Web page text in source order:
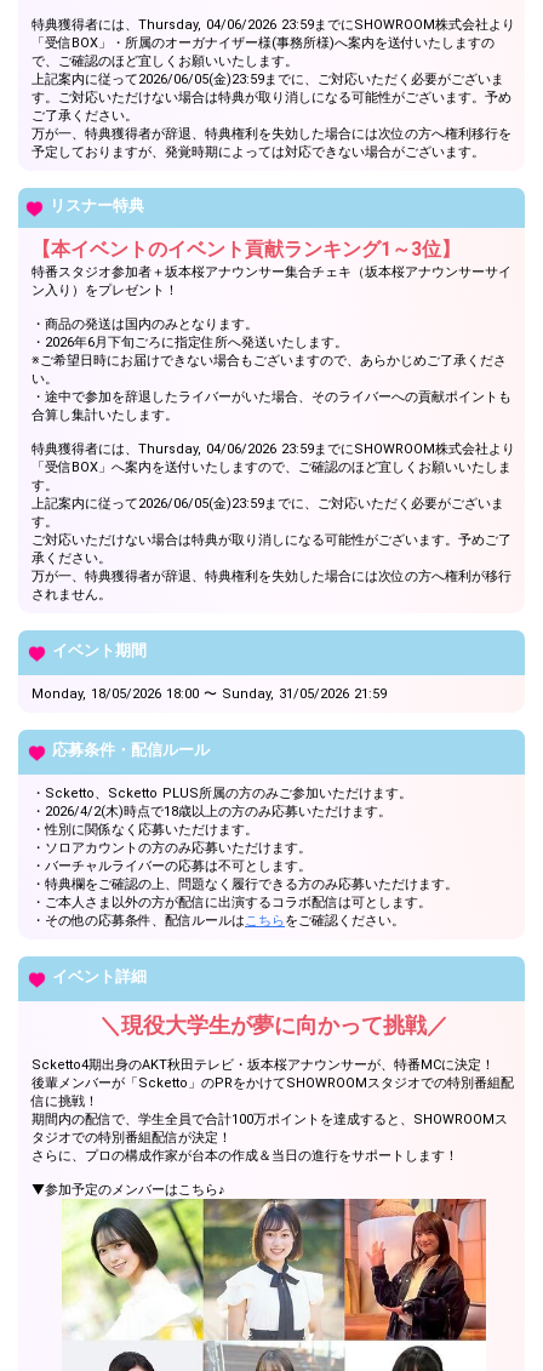
特典獲得者には、Thursday, 04/06/2026 23:59までにSHOWROOM株式会社より
「受信BOX」・所属のオーガナイザー様(事務所様)へ案内を送付いたしますの
で、ご確認のほど宜しくお願いいたします。
上記案内に従って2026/06/05(金)23:59までに、ご対応いただく必要がございま
す。ご対応いただけない場合は特典が取り消しになる可能性がございます。予め
ご了承ください。
万が一、特典獲得者が辞退、特典権利を失効した場合には次位の方へ権利移行を
予定しておりますが、発覚時期によっては対応できない場合がございます。
リスナー特典
【本イベントのイベント貢献ランキング1～3位】
特番スタジオ参加者＋坂本桜アナウンサー集合チェキ（坂本桜アナウンサーサイ
ン入り）をプレゼント！
・商品の発送は国内のみとなります。
・2026年6月下旬ごろに指定住所へ発送いたします。
※ご希望日時にお届けできない場合もございますので、あらかじめご了承くださ
い。
・途中で参加を辞退したライバーがいた場合、そのライバーへの貢献ポイントも
合算し集計いたします。
特典獲得者には、Thursday, 04/06/2026 23:59までにSHOWROOM株式会社より
「受信BOX」へ案内を送付いたしますので、ご確認のほど宜しくお願いいたしま
す。
上記案内に従って2026/06/05(金)23:59までに、ご対応いただく必要がございま
す。
ご対応いただけない場合は特典が取り消しになる可能性がございます。予めご了
承ください。
万が一、特典獲得者が辞退、特典権利を失効した場合には次位の方へ権利が移行
されません。
イベント期間
Monday, 18/05/2026 18:00 〜 Sunday, 31/05/2026 21:59
応募条件・配信ルール
・Scketto、Scketto PLUS所属の方のみご参加いただけます。
・2026/4/2(木)時点で18歳以上の方のみ応募いただけます。
・性別に関係なく応募いただけます。
・ソロアカウントの方のみ応募いただけます。
・バーチャルライバーの応募は不可とします。
・特典欄をご確認の上、問題なく履行できる方のみ応募いただけます。
・ご本人さま以外の方が配信に出演するコラボ配信は可とします。
・その他の応募条件、配信ルールはこちらをご確認ください。
イベント詳細
＼現役大学生が夢に向かって挑戦／
Scketto4期出身のAKT秋田テレビ・坂本桜アナウンサーが、特番MCに決定！
後輩メンバーが「Scketto」のPRをかけてSHOWROOMスタジオでの特別番組配
信に挑戦！
期間内の配信で、学生全員で合計100万ポイントを達成すると、SHOWROOMス
タジオでの特別番組配信が決定！
さらに、プロの構成作家が台本の作成＆当日の進行をサポートします！
▼参加予定のメンバーはこちら♪